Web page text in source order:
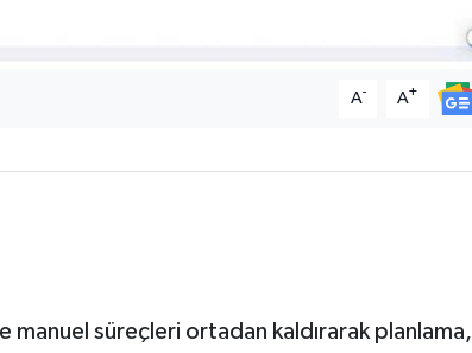
A- A+
manuel süreçleri ortadan kaldırarak planlama,